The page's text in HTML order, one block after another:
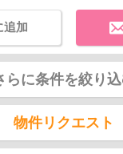
追加
らに条件を絞り
物件リクエスト